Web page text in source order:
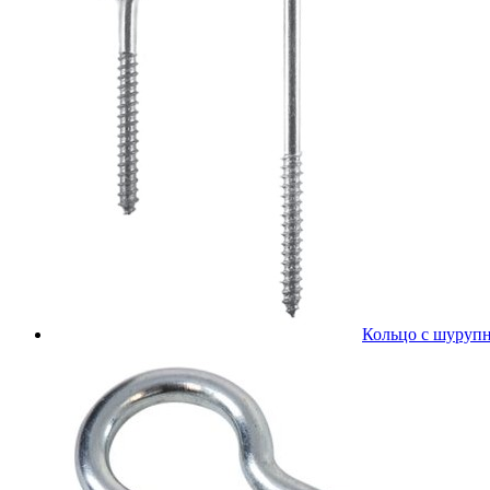
Кольцо с